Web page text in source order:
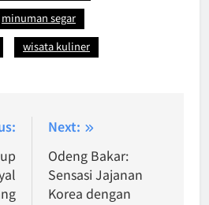
minuman segar
wisata kuliner
Next:
Odeng Bakar:
Sensasi Jajanan
Korea dengan